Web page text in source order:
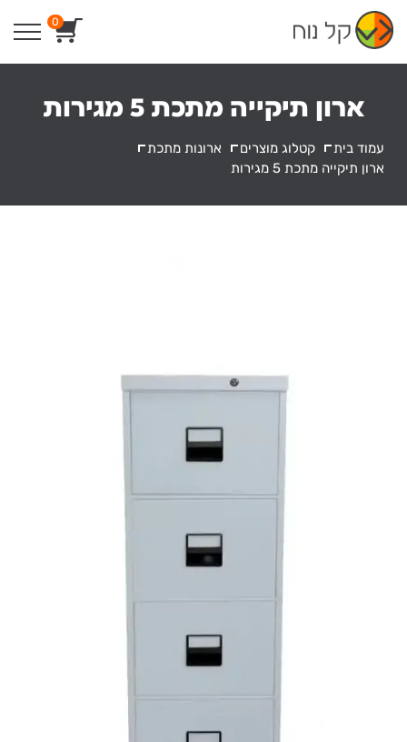
content
0
ארון תיקייה מתכת 5 מגירות
עמוד בית קטלוג מוצרים
ארונות מתכת
ארון תיקייה מתכת 5 מגירות